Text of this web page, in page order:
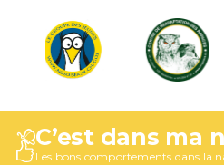
C’est dans ma
Les bons comportements dans la